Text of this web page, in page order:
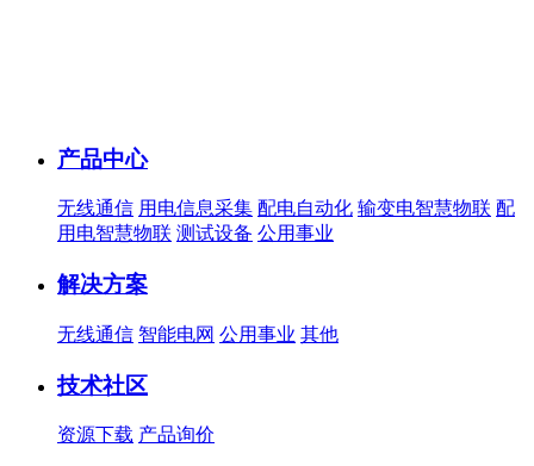
产品中心
无线通信 用电信息采集 配电自动化 输变电智慧物联 配
用电智慧物联 测试设备 公用事业
解决方案
无线通信 智能电网 公用事业 其他
技术社区
资源下载 产品询价